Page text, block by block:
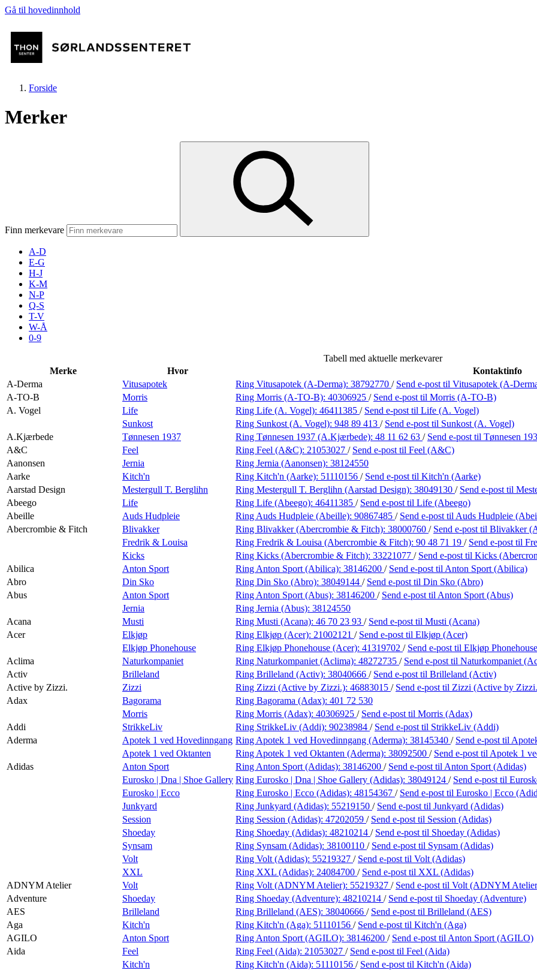
Gå til hovedinnhold
Mat og drikke
Inspirasjon
Praktisk informasjon
Ledige stillinger
Forside
Merker
Finn merkevare
A-D
E-G
H-J
K-M
N-P
Q-S
T-V
W-Å
0-9
Tabell med aktuelle merkevarer
Merke
Hvor
Kontaktinfo
A-Derma
Vitusapotek Ring Vitusapotek (A-Derma): 38792770 / Send e-post til Vitusapotek (A-
A-TO-B
Morris Ring Morris (A-TO-B): 40306925 / Send e-post til Morris (A-TO-B)
A. Vogel
Life Ring Life (A. Vogel): 46411385 / Send e-post til Life (A. Vogel)
Sunkost
Ring Sunkost (A. Vogel): 948 89 413 / Send e-post til Sunkost (A. Vogel)
A.Kjærbede
Tønnesen 1937 Ring Tønnesen 1937 (A.Kjærbede): 48 11 62 63 / Send e-post til Tønnesen
A&C
Feel Ring Feel (A&C): 21053027 / Send e-post til Feel (A&C)
Aanonsen
Jernia Ring Jernia (Aanonsen): 38124550
Aarke
Kitch'n Ring Kitch'n (Aarke): 51110156 / Send e-post til Kitch'n (Aarke)
Aarstad Design
Mestergull T. Berglihn Ring Mestergull T. Berglihn (Aarstad Design): 38049130 / Send e-post til
Abeego
Life Ring Life (Abeego): 46411385 / Send e-post til Life (Abeego)
Abeille
Auds Hudpleie Ring Auds Hudpleie (Abeille): 90867485 / Send e-post til Auds Hudpleie
Abercrombie & Fitch
Blivakker Ring Blivakker (Abercrombie & Fitch): 38000760 / Send e-post til Blivakker
Fredrik & Louisa
Ring Fredrik & Louisa (Abercrombie & Fitch): 90 48 71 19 / Send e-post til
Kicks
Ring Kicks (Abercrombie & Fitch): 33221077 / Send e-post til Kicks
Abilica
Anton Sport Ring Anton Sport (Abilica): 38146200 / Send e-post til Anton Sport (Abilica)
Abro
Din Sko Ring Din Sko (Abro): 38049144 / Send e-post til Din Sko (Abro)
Abus
Anton Sport Ring Anton Sport (Abus): 38146200 / Send e-post til Anton Sport (Abus)
Jernia
Ring Jernia (Abus): 38124550
Acana
Musti Ring Musti (Acana): 46 70 23 93 / Send e-post til Musti (Acana)
Acer
Elkjøp Ring Elkjøp (Acer): 21002121 / Send e-post til Elkjøp (Acer)
Elkjøp Phonehouse
Ring Elkjøp Phonehouse (Acer): 41319702 / Send e-post til Elkjøp
Aclima
Naturkompaniet Ring Naturkompaniet (Aclima): 48272735 / Send e-post til Naturkompaniet
Activ
Brilleland Ring Brilleland (Activ): 38040666 / Send e-post til Brilleland (Activ)
Active by Zizzi.
Zizzi Ring Zizzi (Active by Zizzi.): 46883015 / Send e-post til Zizzi (Active by
Adax
Bagorama Ring Bagorama (Adax): 401 72 530
Morris
Ring Morris (Adax): 40306925 / Send e-post til Morris (Adax)
Addi
StrikkeLiv Ring StrikkeLiv (Addi): 90238984 / Send e-post til StrikkeLiv (Addi)
Aderma
Apotek 1 ved Hovedinngang Ring Apotek 1 ved Hovedinngang (Aderma): 38145340 / Send e-post til
Apotek 1 ved Oktanten
Ring Apotek 1 ved Oktanten (Aderma): 38092500 / Send e-post til Apotek 1
Adidas
Anton Sport Ring Anton Sport (Adidas): 38146200 / Send e-post til Anton Sport (Adidas)
Eurosko | Dna | Shoe Gallery Ring Eurosko | Dna | Shoe Gallery (Adidas): 38049124 / Send e-post til
Eurosko | Ecco
Ring Eurosko | Ecco (Adidas): 48154367 / Send e-post til Eurosko | Ecco
Junkyard
Ring Junkyard (Adidas): 55219150 / Send e-post til Junkyard (Adidas)
Session
Ring Session (Adidas): 47202059 / Send e-post til Session (Adidas)
Shoeday
Ring Shoeday (Adidas): 48210214 / Send e-post til Shoeday (Adidas)
Synsam
Ring Synsam (Adidas): 38100110 / Send e-post til Synsam (Adidas)
Volt
Ring Volt (Adidas): 55219327 / Send e-post til Volt (Adidas)
XXL
Ring XXL (Adidas): 24084700 / Send e-post til XXL (Adidas)
ADNYM Atelier
Volt Ring Volt (ADNYM Atelier): 55219327 / Send e-post til Volt (ADNYM
Adventure
Shoeday Ring Shoeday (Adventure): 48210214 / Send e-post til Shoeday (Adventure)
AES
Brilleland Ring Brilleland (AES): 38040666 / Send e-post til Brilleland (AES)
Aga
Kitch'n Ring Kitch'n (Aga): 51110156 / Send e-post til Kitch'n (Aga)
AGILO
Anton Sport Ring Anton Sport (AGILO): 38146200 / Send e-post til Anton Sport (AGILO)
Aida
Feel Ring Feel (Aida): 21053027 / Send e-post til Feel (Aida)
Kitch'n
Ring Kitch'n (Aida): 51110156 / Send e-post til Kitch'n (Aida)